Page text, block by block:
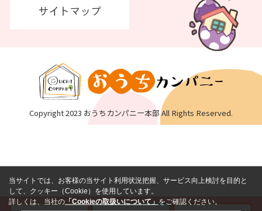
Copyright 2023 おうちカンパニー本部 All Rights Reserved.
当サイトでは、お客様の当サイト利用状況把握、サービス向上検討を目的と
して、クッキー（Cookie）を使用しています。
詳しくは、当社の 「Cookieの取扱いについて」をご確認ください。